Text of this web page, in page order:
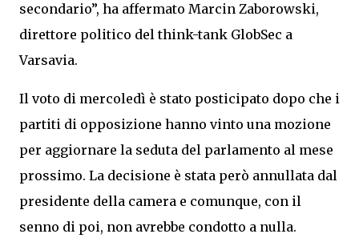
secondario”, ha affermato Marcin Zaborowski,
direttore politico del think-tank GlobSec a
Varsavia.
Il voto di mercoledì è stato posticipato dopo che i
partiti di opposizione hanno vinto una mozione
per aggiornare la seduta del parlamento al mese
prossimo. La decisione è stata però annullata dal
presidente della camera e comunque, con il
senno di poi, non avrebbe condotto a nulla.